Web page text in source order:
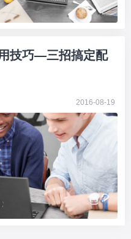
技巧—三招搞定配
2016-08-19